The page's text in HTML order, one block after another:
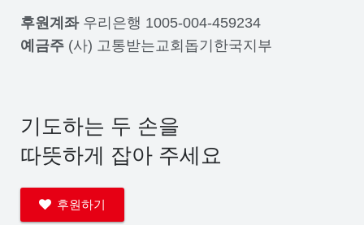
후원계좌우리은행 1005-004-459234
예금주 (사) 고통받는교회돕기한국지부
기도하는 두 손을
따뜻하게 잡아 주세요
후원하기